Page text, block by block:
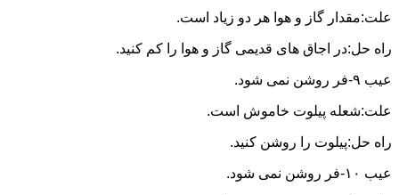
علت:مقدار گاز و هوا هر دو زیاد است.
راه حل:در اجاق های قدیمی گاز و هوا را کم کنید.
عیب ۹-فر روشن نمی شود.
علت:شعله پیلوت خاموش است.
راه حل:پیلوت را روشن کنید.
عیب ۱۰-فر روشن نمی شود.